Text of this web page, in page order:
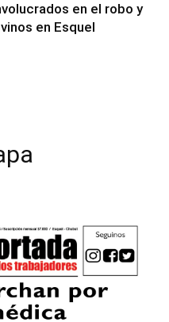
en el robo y
en Esquel